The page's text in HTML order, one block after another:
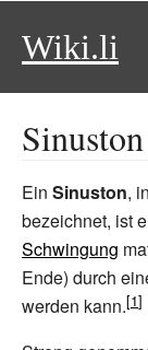
Wiki.li
Sinuston
Ein Sinuston,
bezeichnet, ist
Schwingung
Ende) durch
werden kann.